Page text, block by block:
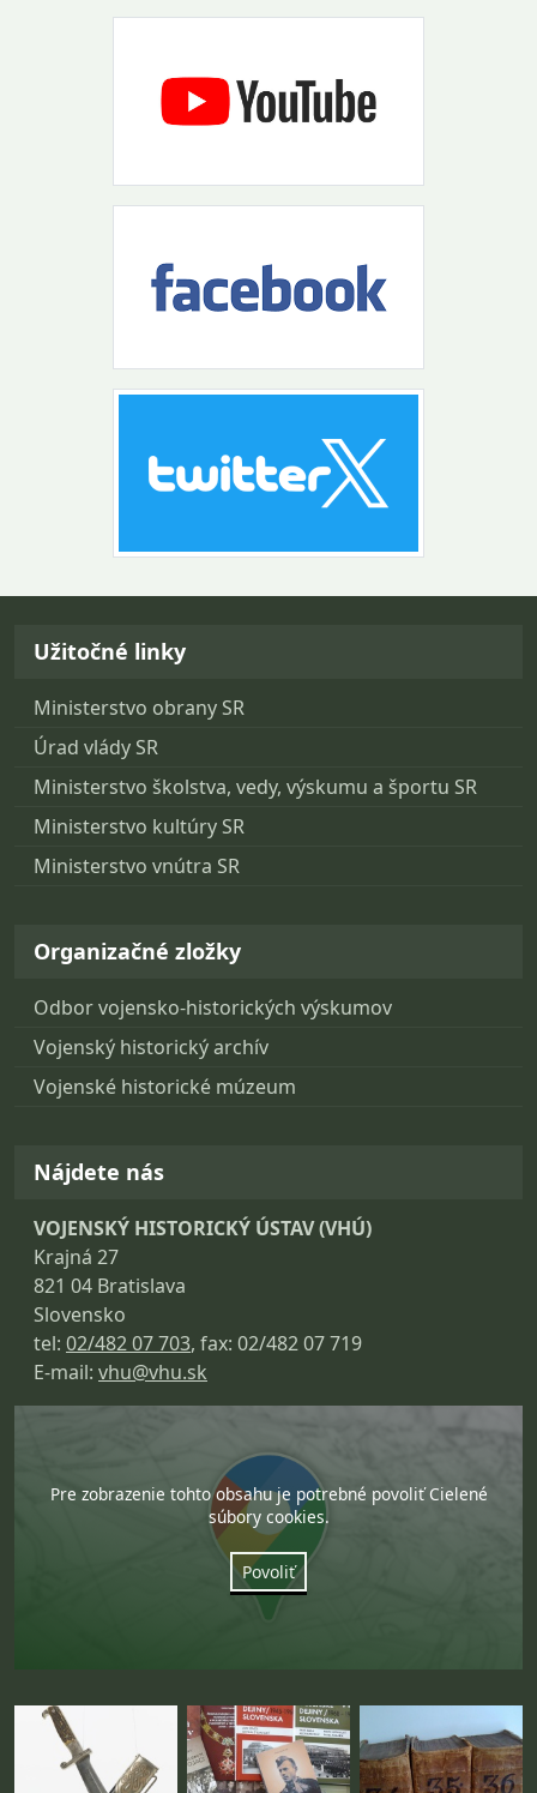
Návrat na začiatok stránky
Užitočné linky
Ministerstvo obrany SR
Úrad vlády SR
Ministerstvo školstva, vedy, výskumu a športu SR
Ministerstvo kultúry SR
Ministerstvo vnútra SR
Organizačné zložky
Odbor vojensko-historických výskumov
Vojenský historický archív
Vojenské historické múzeum
Nájdete nás
VOJENSKÝ HISTORICKÝ ÚSTAV (VHÚ)
Krajná 27
821 04 Bratislava
Slovensko
tel: 02/482 07 703, fax: 02/482 07 719
E-mail: vhu@vhu.sk
Pre zobrazenie tohto obsahu je potrebné povoliť Cielené
súbory cookies.
Povoliť
Fotogaléria